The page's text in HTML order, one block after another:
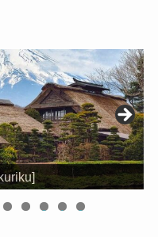
0 1 2